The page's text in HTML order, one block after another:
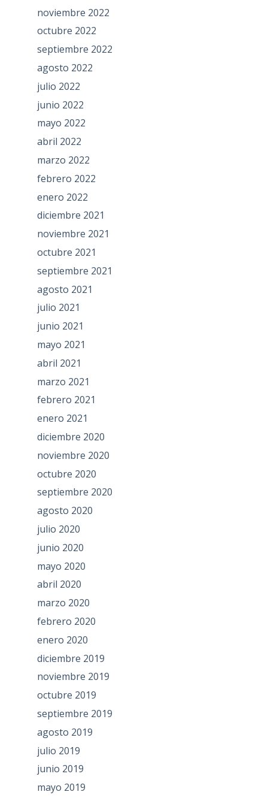
noviembre 2022
octubre 2022
septiembre 2022
agosto 2022
julio 2022
junio 2022
mayo 2022
abril 2022
marzo 2022
febrero 2022
enero 2022
diciembre 2021
noviembre 2021
octubre 2021
septiembre 2021
agosto 2021
julio 2021
junio 2021
mayo 2021
abril 2021
marzo 2021
febrero 2021
enero 2021
diciembre 2020
noviembre 2020
octubre 2020
septiembre 2020
agosto 2020
julio 2020
junio 2020
mayo 2020
abril 2020
marzo 2020
febrero 2020
enero 2020
diciembre 2019
noviembre 2019
octubre 2019
septiembre 2019
agosto 2019
julio 2019
junio 2019
mayo 2019